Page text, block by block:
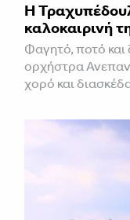
Η
καλοκαιρινή
Φαγητό, ποτό και
ορχήστρα
χορό και